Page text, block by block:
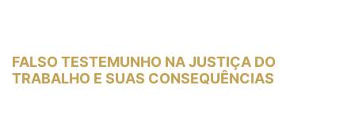
FALSO TESTEMUNHO NA JUSTIÇA DO
TRABALHO E SUAS CONSEQUÊNCIAS